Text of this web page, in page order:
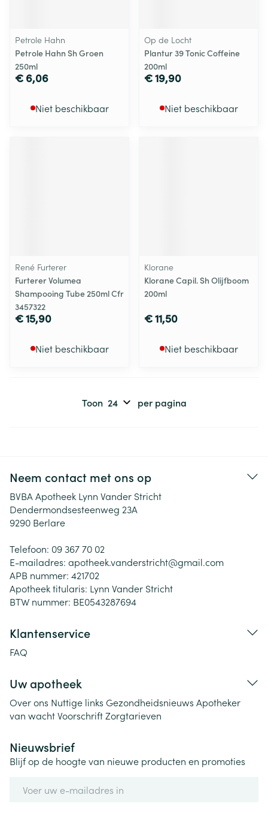
Petrole Hahn
Petrole Hahn Sh Groen
250ml
€ 6,06
Niet beschikbaar
Op de Locht
Plantur 39 Tonic Coffeine
200ml
€ 19,90
Niet beschikbaar
René Furterer
Furterer Volumea
Shampooing Tube 250ml Cfr
3457322
€ 15,90
Niet beschikbaar
Klorane
Klorane Capil. Sh Olijfboom
200ml
€ 11,50
Niet beschikbaar
Toon per pagina
Neem contact met ons op
BVBA Apotheek Lynn Vander Stricht
Dendermondsesteenweg 23A
9290 Berlare
Telefoon: 09 367 70 02
E-mailadres: apotheek.vanderstricht@gmail.com
APB nummer: 421702
Apotheek titularis: Lynn Vander Stricht
BTW nummer: BE0543287694
Klantenservice
FAQ
Uw apotheek
Over ons Nuttige links Gezondheidsnieuws Apotheker
van wachtVoorschriftZorgtarieven
Nieuwsbrief
Blijf op de hoogte van nieuwe producten en promoties